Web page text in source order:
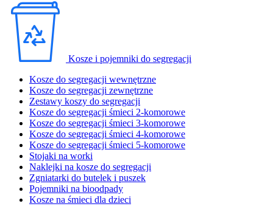
Kosze i pojemniki do segregacji
Kosze do segregacji wewnętrzne
Kosze do segregacji zewnętrzne
Zestawy koszy do segregacji
Kosze do segregacji śmieci 2-komorowe
Kosze do segregacji śmieci 3-komorowe
Kosze do segregacji śmieci 4-komorowe
Kosze do segregacji śmieci 5-komorowe
Stojaki na worki
Naklejki na kosze do segregacji
Zgniatarki do butelek i puszek
Pojemniki na bioodpady
Kosze na śmieci dla dzieci